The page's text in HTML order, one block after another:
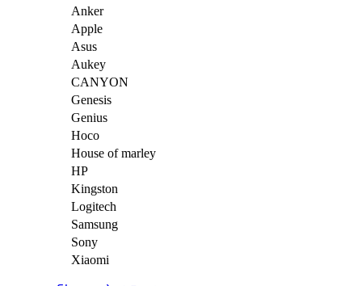
Anker
Apple
Asus
Aukey
CANYON
Genesis
Genius
Hoco
House of marley
HP
Kingston
Logitech
Samsung
Sony
Xiaomi